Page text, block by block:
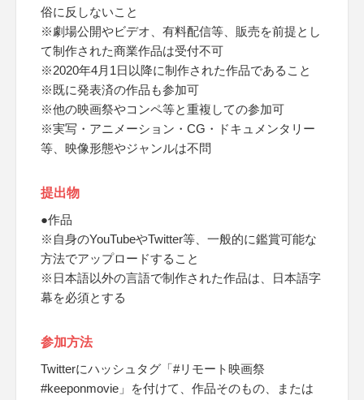
俗に反しないこと
※劇場公開やビデオ、有料配信等、販売を前提とし
て制作された商業作品は受付不可
※2020年4月1日以降に制作された作品であること
※既に発表済の作品も参加可
※他の映画祭やコンペ等と重複しての参加可
※実写・アニメーション・CG・ドキュメンタリー
等、映像形態やジャンルは不問
提出物
●作品
※自身のYouTubeやTwitter等、一般的に鑑賞可能な
方法でアップロードすること
※日本語以外の言語で制作された作品は、日本語字
幕を必須とする
参加方法
Twitterにハッシュタグ「#リモート映画祭
#keeponmovie」を付けて、作品そのもの、または